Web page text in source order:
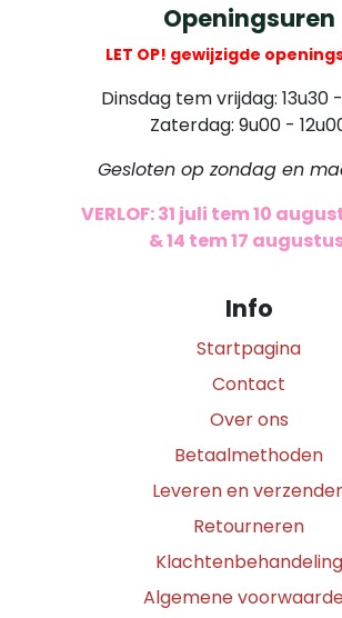
Openingsuren
LET OP! gewijzigde
Dinsdag tem vrijdag: 13u30
Zaterdag: 9u00 -
Gesloten op zondag en
VERLOF: 31 juli tem 10
& 14 tem 17
Info
Startpagina
Contact
Over ons
Betaalmethoden
Leveren en
Retourneren
Klachtenbehandeling
Algemene